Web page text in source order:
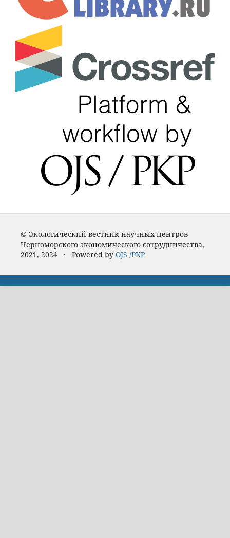
© Экологический вестник научных центров
Черноморского экономического сотрудничества,
2021, 2024 · Powered by OJS /PKP